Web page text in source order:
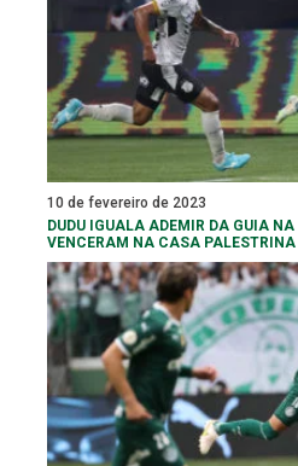
10 de fevereiro de 2023
DUDU IGUALA ADEMIR DA GUIA
VENCERAM NA CASA PALESTRINA